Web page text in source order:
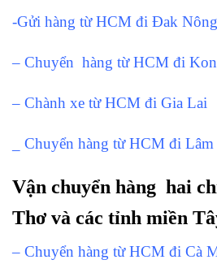
-Gửi hàng từ HCM đi Đak Nông
– Chuyển hàng từ HCM đi
– Chành xe từ HCM đi Gia Lai
_ Chuyển hàng từ HCM đi
Vận chuyển hàng hai
Thơ và các tỉnh miền
– Chuyển hàng từ HCM đi Cà